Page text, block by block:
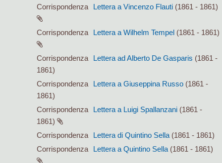
Corrispondenza
Lettera a Vincenzo Flauti (1861 - 1861)
Corrispondenza Lettera a Wilhelm Tempel (1861 - 1861)
Corrispondenza Lettera ad Alberto De Gasparis (1861 -
1861)
Corrispondenza
Lettera a Giuseppina Russo (1861 -
1861)
Corrispondenza
Lettera a Luigi Spallanzani (1861 -
1861)
Corrispondenza
Lettera di Quintino Sella (1861 - 1861)
Corrispondenza
Lettera a Quintino Sella (1861 - 1861)